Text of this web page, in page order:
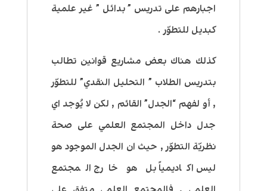
اجبارهم على تدريس ” بدائل ” غير علمية
كبديل للتطوّر .
كذلك هناك بعض مشاريع قوانين تطالب
بتدريس الطلاب ” التحليل النقدي” للتطوّر
, أو لفهم “الجدل” القائم , لكن لا يُوجد اي
جدل داخل المجتمع العلمي على صحة
نظريّة التطوّر , حيث ان الجدل الموجود هو
ليس اكاديمياً بل هو خارج المجتمع